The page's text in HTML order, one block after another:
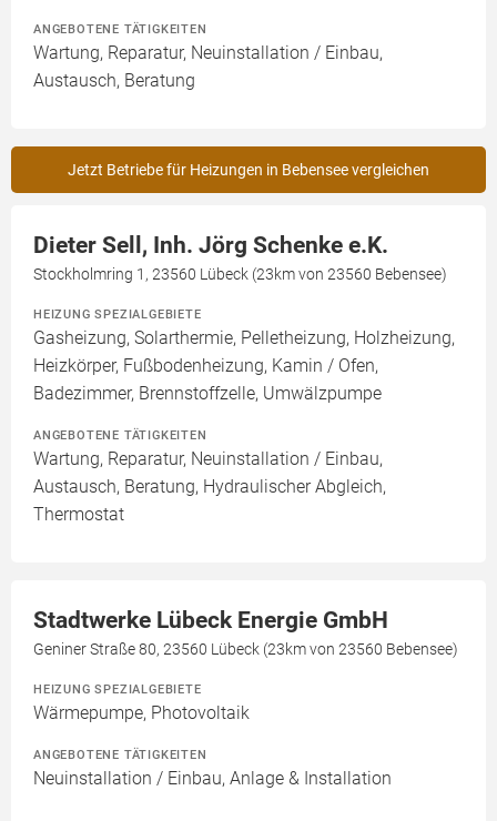
ANGEBOTENE TÄTIGKEITEN
Wartung, Reparatur, Neuinstallation / Einbau,
Austausch, Beratung
Jetzt Betriebe für Heizungen in Bebensee vergleichen
Dieter Sell, Inh. Jörg Schenke e.K.
Stockholmring 1, 23560 Lübeck (23km von 23560 Bebensee)
HEIZUNG SPEZIALGEBIETE
Gasheizung, Solarthermie, Pelletheizung, Holzheizung,
Heizkörper, Fußbodenheizung, Kamin / Ofen,
Badezimmer, Brennstoffzelle, Umwälzpumpe
ANGEBOTENE TÄTIGKEITEN
Wartung, Reparatur, Neuinstallation / Einbau,
Austausch, Beratung, Hydraulischer Abgleich,
Thermostat
Stadtwerke Lübeck Energie GmbH
Geniner Straße 80, 23560 Lübeck (23km von 23560 Bebensee)
HEIZUNG SPEZIALGEBIETE
Wärmepumpe, Photovoltaik
ANGEBOTENE TÄTIGKEITEN
Neuinstallation / Einbau, Anlage & Installation